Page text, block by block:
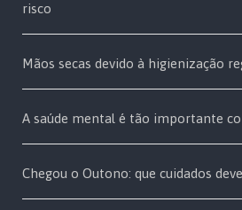
risco
Mãos secas devido à higienização
A saúde mental é tão importante
Chegou o Outono: que cuidados